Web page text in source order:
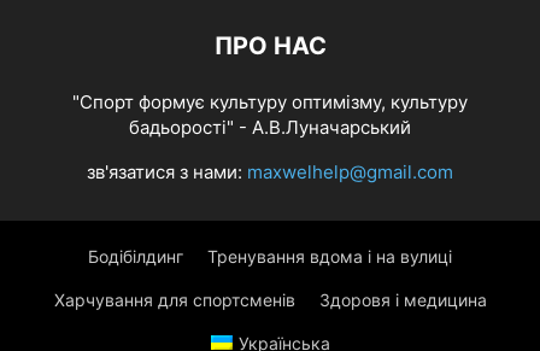
ПРО НАС
"Спорт формує культуру оптимізму, культуру
бадьорості" - А.В.Луначарський
зв'язатися з нами: maxwelhelp@gmail.com
Бодібілдинг Тренування вдома і на вулиці
Харчування для спортсменів Здоровя і медицина
Українська